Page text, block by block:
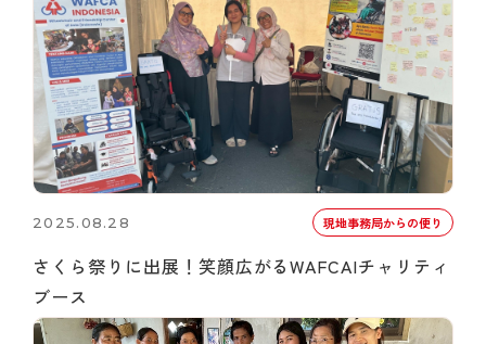
2025.08.28 現地事務局からの便り
さくら祭りに出展！笑顔広がるWAFCAIチャリティ
ブース